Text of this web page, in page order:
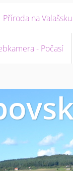
Příroda na Valašsku
- Počasí